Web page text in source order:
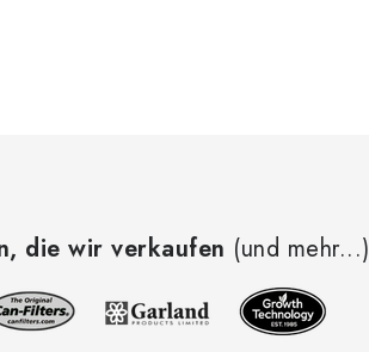
die wir verkaufen (und mehr...)